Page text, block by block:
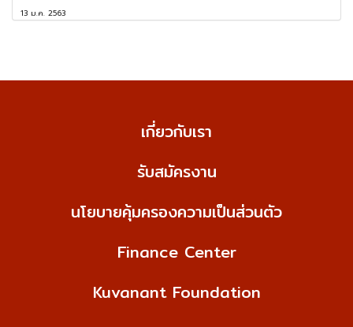
13 ม.ค. 2563
เกี่ยวกับเรา
รับสมัครงาน
นโยบายคุ้มครองความเป็นส่วนตัว
Finance Center
Kuvanant Foundation